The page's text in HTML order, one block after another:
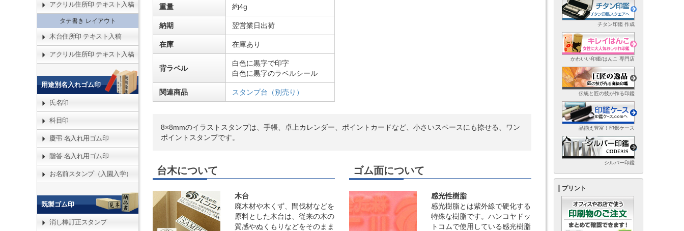
重量 約4g
納期 翌営業日出荷
在庫 在庫あり
背ラベル
白色に黒字で印字
白色に黒字のラベルシール
関連商品 スタンプ台（別売り）
8×8mmのイラストスタンプは、手帳、卓上カレンダー、ポイントカードなど、小さいスペースにも捺せる、ワン
ポイントスタンプです。
台木について
木台
廃木材や木くず、間伐材などを
原料とした木台は、従来の木の
質感やぬくもりなどをそのまま
ゴム面について
感光性樹脂
感光樹脂とは紫外線で硬化する
特殊な樹脂です。ハンコヤドッ
トコムで使用している感光樹脂
アクリル住所印 テキスト入稿
タテ書き レイアウト
木台住所印 テキスト入稿
アクリル住所印 テキスト入稿
用途別名入れゴム印
氏名印
科目印
慶弔 名入れ用ゴム印
贈答 名入れ用ゴム印
お名前スタンプ（入園入学）
既製ゴム印
消し棒訂正スタンプ
チタン印鑑 作成
かわいい印鑑/はんこ 専門店
伝統と匠の技が作る印鑑
品揃え豊富！印鑑ケース
シルバー印鑑
プリント